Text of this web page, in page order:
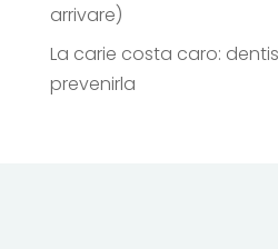
arrivare)
La carie costa caro:
prevenirla